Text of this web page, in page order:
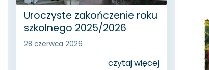
Uroczyste zakończenie roku
szkolnego 2025/2026
28 czerwca 2026
czytaj więcej